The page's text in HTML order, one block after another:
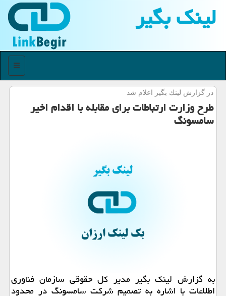
لینك بگیر
منو
در گزارش لینك بگیر اعلام شد
طرح وزارت ارتباطات برای مقابله با اقدام اخیر
سامسونگ
به گزارش لینك بگیر مدیر كل حقوقی سازمان فناوری
اطلاعات با اشاره به تصمیم شركت سامسونگ در محدود